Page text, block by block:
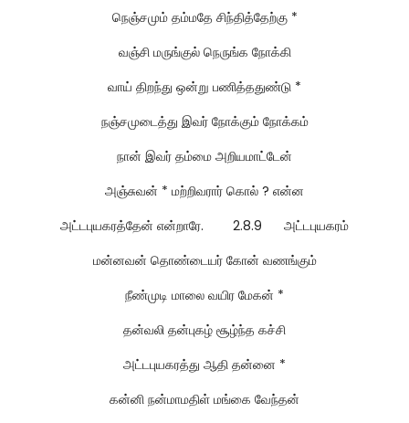
நெஞ்சமும் தம்மதே சிந்தித்தேற்கு *
வஞ்சி மருங்குல் நெருங்க நோக்கி
வாய் திறந்து ஒன்று பணித்ததுண்டு *
நஞ்சமுடைத்து இவர் நோக்கும் நோக்கம்
நான் இவர் தம்மை அறியமாட்டேன்
அஞ்சுவன் * மற்றிவரார் கொல் ? என்ன
அட்டபுயகரத்தேன் என்றாரே. 2.8.9 அட்டபுயகரம்
மன்னவன் தொண்டையர் கோன் வணங்கும்
நீண்முடி மாலை வயிர மேகன் *
தன்வலி தன்புகழ் சூழ்ந்த கச்சி
அட்டபுயகரத்து ஆதி தன்னை *
கன்னி நன்மாமதிள் மங்கை வேந்தன்